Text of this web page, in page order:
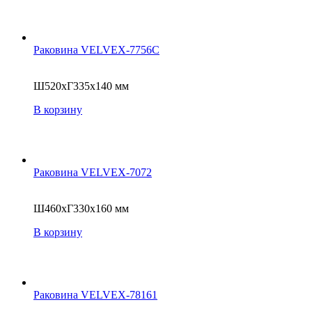
Раковина VELVEX-7756C
Ш520xГ335x140 мм
В корзину
Раковина VELVEX-7072
Ш460xГ330x160 мм
В корзину
Раковина VELVEX-78161